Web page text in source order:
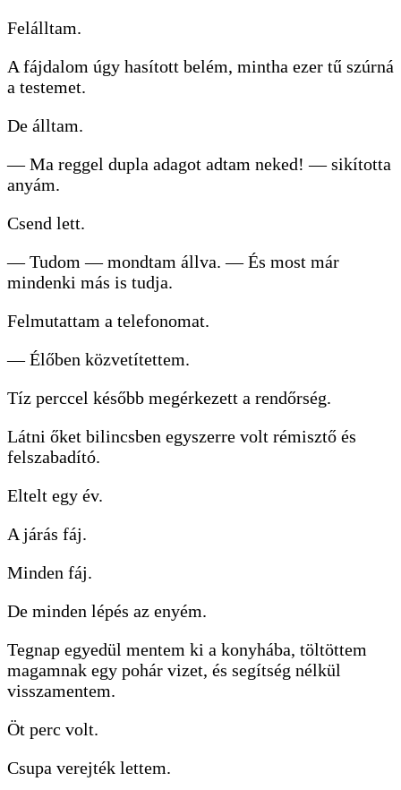
Felálltam.
A fájdalom úgy hasított belém, mintha ezer tű szúrná
a testemet.
De álltam.
— Ma reggel dupla adagot adtam neked! — sikította
anyám.
Csend lett.
— Tudom — mondtam állva. — És most már
mindenki más is tudja.
Felmutattam a telefonomat.
— Élőben közvetítettem.
Tíz perccel később megérkezett a rendőrség.
Látni őket bilincsben egyszerre volt rémisztő és
felszabadító.
Eltelt egy év.
A járás fáj.
Minden fáj.
De minden lépés az enyém.
Tegnap egyedül mentem ki a konyhába, töltöttem
magamnak egy pohár vizet, és segítség nélkül
visszamentem.
Öt perc volt.
Csupa verejték lettem.